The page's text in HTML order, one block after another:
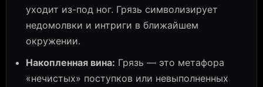
уходит из-под ног. Грязь символизирует
недомолвки и интриги в ближайшем
окружении.
Накопленная вина: Грязь — это метафора
«нечистых» поступков или невыполненных